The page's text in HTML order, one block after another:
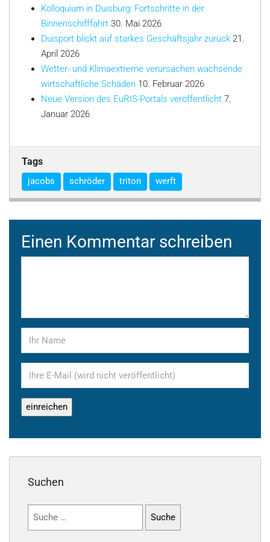
Kolloquium in Duisburg: Fortschritte in der
Binnenschifffahrt 30. Mai 2026
Duisport blickt auf starkes Geschäftsjahr zurück 21.
April 2026
Wetter- und Klimaextreme verursachen wachsende
wirtschaftliche Schäden 10. Februar 2026
Neue Version des EuRIS-Portals veröffentlicht 7.
Januar 2026
Tags
jacobs schröder triton werft
Einen Kommentar schreiben
Suchen
Suchen